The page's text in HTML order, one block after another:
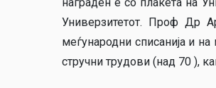
Универзитетот. Проф Др
меѓународни списанија и
стручни трудови (над 70 ),